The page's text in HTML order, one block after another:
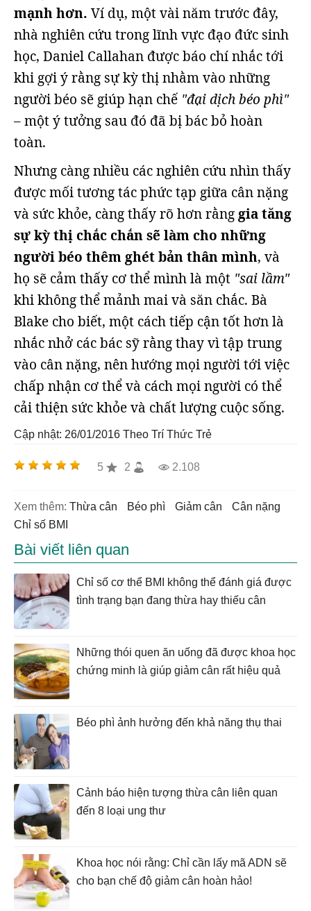
mạnh hơn. Ví dụ, một vài năm trước đây,
nhà nghiên cứu trong lĩnh vực đạo đức sinh
học, Daniel Callahan được báo chí nhắc tới
khi gợi ý rằng sự kỳ thị nhằm vào những
người béo sẽ giúp hạn chế "đại dịch béo phì"
– một ý tưởng sau đó đã bị bác bỏ hoàn
toàn.
Nhưng càng nhiều các nghiên cứu nhìn thấy
được mối tương tác phức tạp giữa cân nặng
và sức khỏe, càng thấy rõ hơn rằng gia tăng
sự kỳ thị chắc chắn sẽ làm cho những
người béo thêm ghét bản thân mình, và
họ sẽ cảm thấy cơ thể mình là một "sai lầm"
khi không thể mảnh mai và săn chắc. Bà
Blake cho biết, một cách tiếp cận tốt hơn là
nhắc nhở các bác sỹ rằng thay vì tập trung
vào cân nặng, nên hướng mọi người tới việc
chấp nhận cơ thể và cách mọi người có thể
cải thiện sức khỏe và chất lượng cuộc sống.
Cập nhật: 26/01/2016 Theo Trí Thức Trẻ
5 2 2.108
Xem thêm: thừa cân béo phì giảm cân
cân nặng
chỉ số BMI
Bài viết liên quan
Chỉ số cơ thể BMI không thể đánh giá được
tình trạng bạn đang thừa hay thiếu cân
Những thói quen ăn uống đã được khoa học
chứng minh là giúp giảm cân rất hiệu quả
Béo phì ảnh hưởng đến khả năng thụ thai
Cảnh báo hiện tượng thừa cân liên quan
đến 8 loại ung thư
Khoa học nói rằng: Chỉ cần lấy mã ADN sẽ
cho bạn chế độ giảm cân hoàn hảo!